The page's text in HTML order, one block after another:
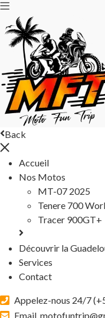
Back
Accueil
Nos Motos
MT-07 2025
Tenere 700
Tracer 900GT+
Découvrir la
Services
Contact
Appelez-nous 24/7 (
Email